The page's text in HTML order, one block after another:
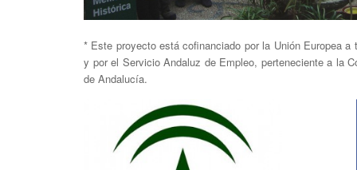
* Este proyecto está cofinanciado por la Unión Europea a
y por el Servicio Andaluz de Empleo, perteneciente a la
de Andalucía.